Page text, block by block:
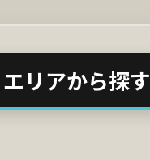
エリアから探